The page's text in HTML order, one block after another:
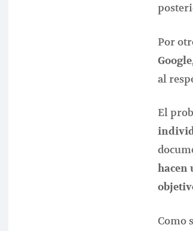
Por
Google
al
El
hacen
Como